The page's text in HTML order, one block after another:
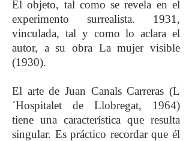
El objeto, tal como se revela en el
experimento surrealista. 1931,
vinculada, tal y como lo aclara el
autor, a su obra La mujer visible
(1930).
El arte de Juan Canals Carreras (L
´Hospitalet de Llobregat, 1964)
tiene una característica que resulta
singular. Es práctico recordar que él